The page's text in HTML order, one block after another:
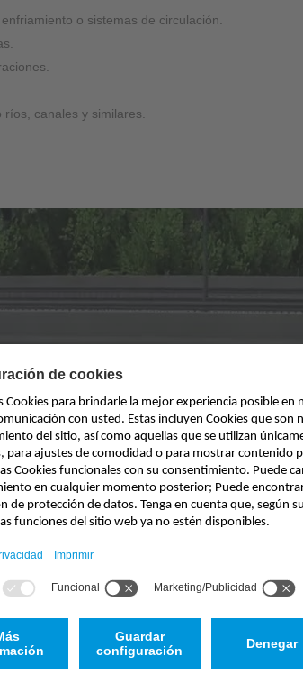
o sistemas de circulación.
canales y similares.